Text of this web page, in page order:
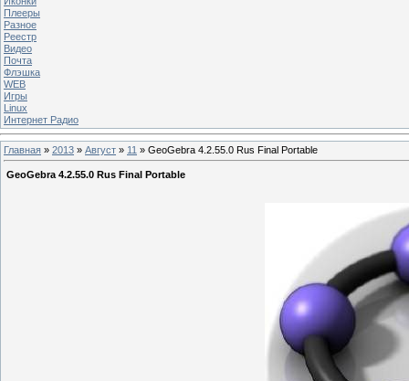
Плееры
Разное
Реестр
Видео
Почта
Флэшка
WEB
Игры
Linux
Интернет Радио
Главная » 2013 » Август » 11 » GeoGebra 4.2.55.0 Rus Final Portable
GeoGebra 4.2.55.0 Rus Final Portable